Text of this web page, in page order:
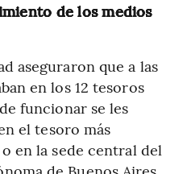
de los medios
aseguraron que a las
en los 12 tesoros
funcionar se les
el tesoro más
en la sede central del